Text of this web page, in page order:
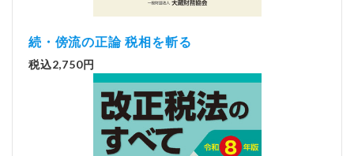
続・傍流の正論 税相を斬る
税込2,750円